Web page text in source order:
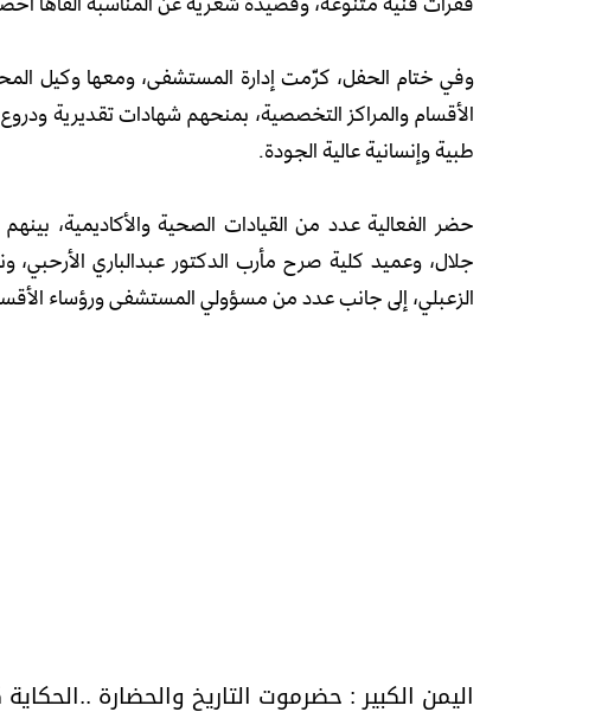
وفي ختام الحفل، كرّمت إدارة المستشفى، ومعها وكيل
الأقسام والمراكز التخصصية، بمنحهم شهادات تقديرية
طبية وإنسانية عالية الجودة.
حضر الفعالية عدد من القيادات الصحية والأكاديمية،
جلال، وعميد كلية صرح مأرب الدكتور عبدالباري
الزعبلي، إلى جانب عدد من مسؤولي المستشفى ورؤساء
اليمن الكبير : حضرموت التاريخ والحضارة ..الحكاية